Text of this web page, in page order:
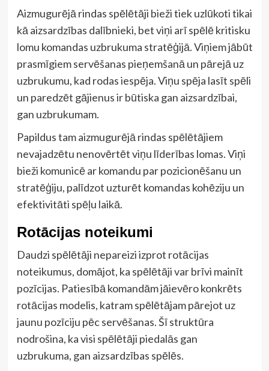
Aizmugurējā rindas spēlētāji bieži tiek uzlūkoti tikai
kā aizsardzības dalībnieki, bet viņi arī spēlē kritisku
lomu komandas uzbrukuma stratēģijā. Viņiem jābūt
prasmīgiem servēšanas pieņemšanā un pārejā uz
uzbrukumu, kad rodas iespēja. Viņu spēja lasīt spēli
un paredzēt gājienus ir būtiska gan aizsardzībai,
gan uzbrukumam.
Papildus tam aizmugurējā rindas spēlētājiem
nevajadzētu nenovērtēt viņu līderības lomas. Viņi
bieži komunicē ar komandu par pozicionēšanu un
stratēģiju, palīdzot uzturēt komandas kohēziju un
efektivitāti spēļu laikā.
Rotācijas noteikumi
Daudzi spēlētāji nepareizi izprot rotācijas
noteikumus, domājot, ka spēlētāji var brīvi mainīt
pozīcijas. Patiesībā komandām jāievēro konkrēts
rotācijas modelis, katram spēlētājam pārejot uz
jaunu pozīciju pēc servēšanas. Šī struktūra
nodrošina, ka visi spēlētāji piedalās gan
uzbrukuma, gan aizsardzības spēlēs.